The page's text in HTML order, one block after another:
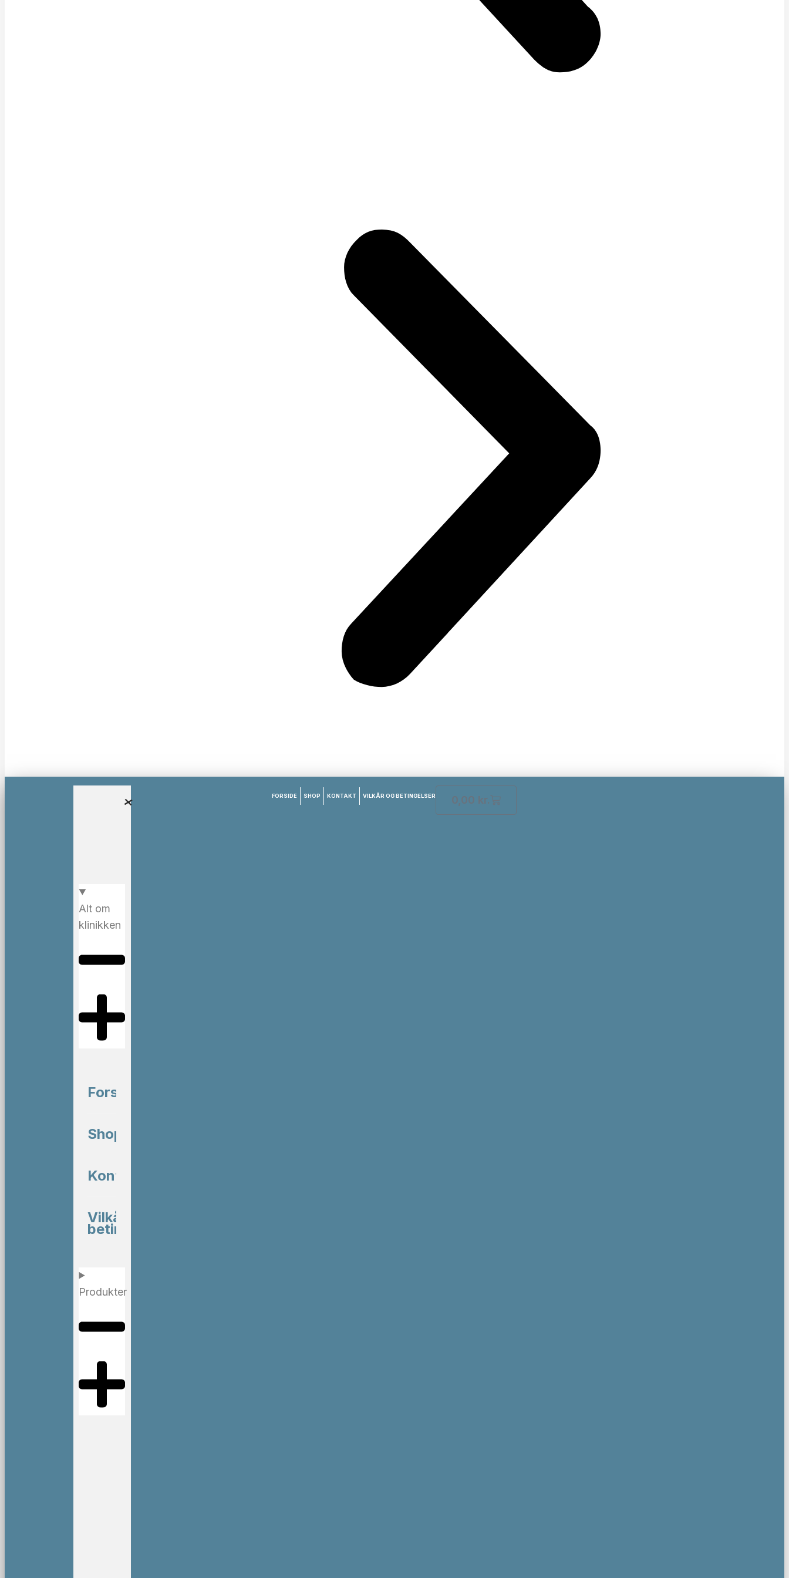
Alt om
klinikken
Forside
Shop
Kontakt
Vilkår og
betingelser
Produkter
FORSIDE SHOP KONTAKT VILKÅR OG BETINGELSER 0,00 kr.